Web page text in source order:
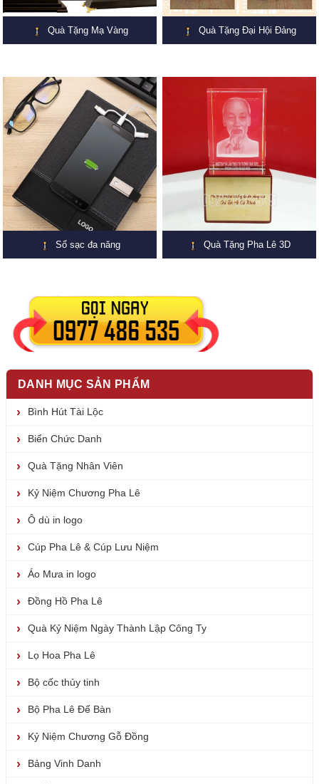
Quà Tặng Mạ Vàng Quà Tặng Đại Hội Đảng
Sổ sạc đa năng Quà Tặng Pha Lê 3D
DANH MỤC SẢN PHẨM
Bình Hút Tài Lộc
Biển Chức Danh
Quà Tặng Nhân Viên
Kỷ Niệm Chương Pha Lê
Ô dù in logo
Cúp Pha Lê & Cúp Lưu Niệm
Áo Mưa in logo
Đồng Hồ Pha Lê
Quà Kỷ Niệm Ngày Thành Lập Công Ty
Lọ Hoa Pha Lê
Bộ cốc thủy tinh
Bộ Pha Lê Để Bàn
Kỷ Niệm Chương Gỗ Đồng
Bảng Vinh Danh